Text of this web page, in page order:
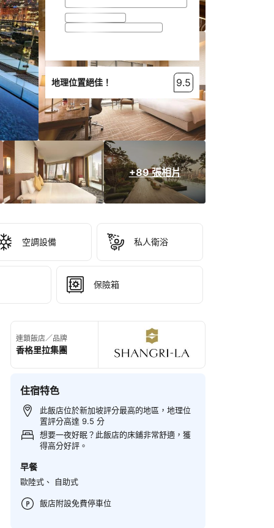
+89 張相片
地理位置絕佳！ 9.5
空調設備 私人衛浴
保險箱
香格里拉集團
連鎖飯店／品牌
住宿特色
此飯店位於新加坡評分最高的地區，地理位
置評分高達 9.5 分
想要一夜好眠？此飯店的床鋪非常舒適，獲
得高分好評。
早餐
歐陸式、 自助式
飯店附設免費停車位